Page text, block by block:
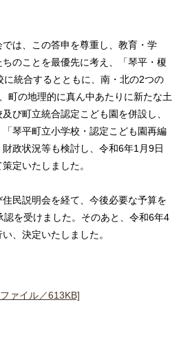
は、この答申を尊重し、教育・学
のことを最優先に考え、「琴平・榎
統合するとともに、南・北の2つの
町の地理的に真ん中あたりに新たな土
び町立統合認定こども園を併設し、
琴平町立小学校・認定こども園再編
政状況等も検討し、令和6年1月9日
定いたしました。
民説明会を経て、今後必要な予算を
を受けました。そのあと、令和6年4
、決定いたしました。
ァイル／613KB]